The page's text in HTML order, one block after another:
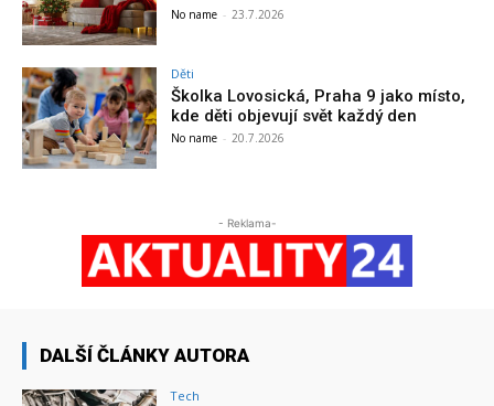
No name - 23.7.2026
Děti
Školka Lovosická, Praha 9 jako místo,
kde děti objevují svět každý den
No name - 20.7.2026
- Reklama-
DALŠÍ ČLÁNKY AUTORA
Tech